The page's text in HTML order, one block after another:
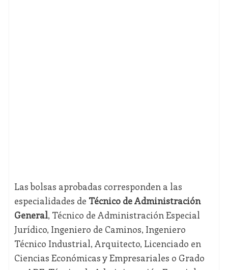
Las bolsas aprobadas corresponden a las
especialidades de Técnico de Administración
General, Técnico de Administración Especial
Jurídico, Ingeniero de Caminos, Ingeniero
Técnico Industrial, Arquitecto, Licenciado en
Ciencias Económicas y Empresariales o Grado